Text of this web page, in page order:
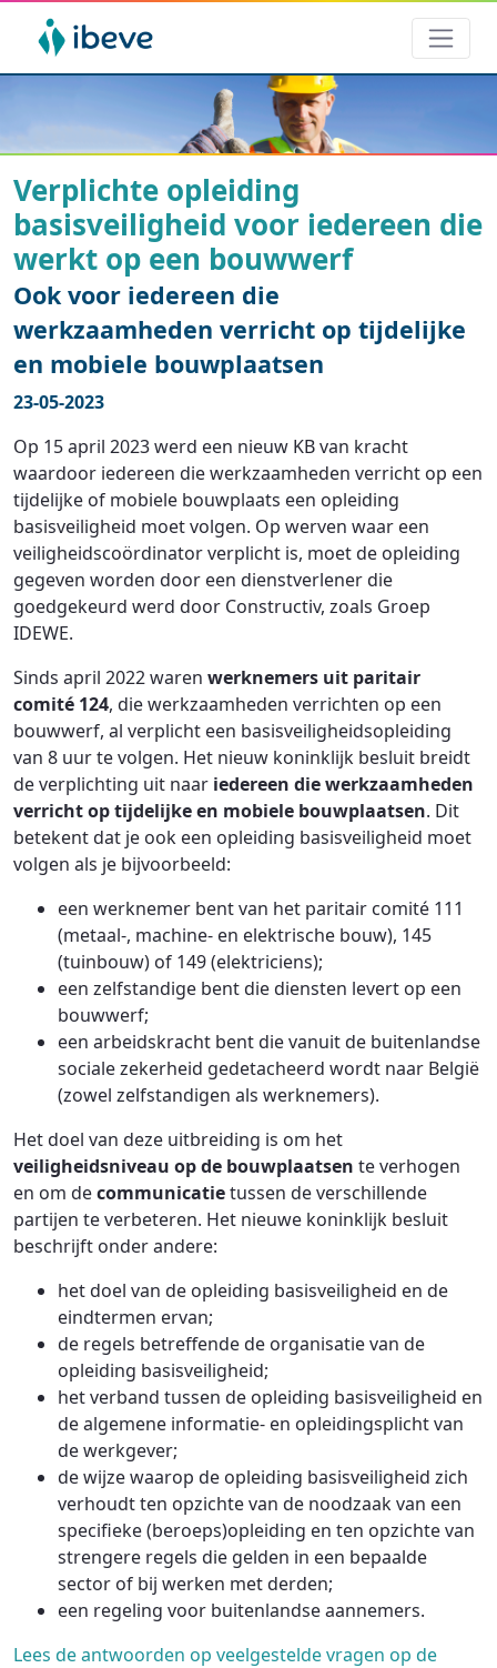
Verplichte opleiding
basisveiligheid voor iedereen die
werkt op een bouwwerf
Ook voor iedereen die
werkzaamheden verricht op tijdelijke
en mobiele bouwplaatsen
23-05-2023
Op 15 april 2023 werd een nieuw KB van kracht
waardoor iedereen die werkzaamheden verricht op een
tijdelijke of mobiele bouwplaats een opleiding
basisveiligheid moet volgen. Op werven waar een
veiligheidscoördinator verplicht is, moet de opleiding
gegeven worden door een dienstverlener die
goedgekeurd werd door Constructiv, zoals Groep
IDEWE.
Sinds april 2022 waren werknemers uit paritair
comité 124, die werkzaamheden verrichten op een
bouwwerf, al verplicht een basisveiligheidsopleiding
van 8 uur te volgen. Het nieuw koninklijk besluit breidt
de verplichting uit naar iedereen die werkzaamheden
verricht op tijdelijke en mobiele bouwplaatsen. Dit
betekent dat je ook een opleiding basisveiligheid moet
volgen als je bijvoorbeeld:
een werknemer bent van het paritair comité 111
(metaal-, machine- en elektrische bouw), 145
(tuinbouw) of 149 (elektriciens);
een zelfstandige bent die diensten levert op een
bouwwerf;
een arbeidskracht bent die vanuit de buitenlandse
sociale zekerheid gedetacheerd wordt naar België
(zowel zelfstandigen als werknemers).
Het doel van deze uitbreiding is om het
veiligheidsniveau op de bouwplaatsen te verhogen
en om decommunicatietussen de verschillende
partijen te verbeteren. Het nieuwe koninklijk besluit
beschrijft onder andere:
het doel van de opleiding basisveiligheid en de
eindtermen ervan;
de regels betreffende de organisatie van de
opleiding basisveiligheid;
het verband tussen de opleiding basisveiligheid en
de algemene informatie- en opleidingsplicht van
de werkgever;
de wijze waarop de opleiding basisveiligheid zich
verhoudt ten opzichte van de noodzaak van een
specifieke (beroeps)opleiding en ten opzichte van
strengere regels die gelden in een bepaalde
sector of bij werken met derden;
een regeling voor buitenlandse aannemers.
Lees de antwoorden op veelgestelde vragen op de